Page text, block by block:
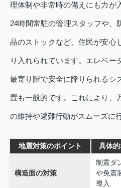
理体制や非常時の備えにも力が
24時間常駐の管理スタッフや、
品のストックなど、住民が安心
り入れられています。エレベー
最寄り階で安全に降りられるシ
置も一般的です。これにより、
の維持や避難行動がスムーズに
地震対策のポイント 具体
構造面の対策
制震ダ
や免震
導入